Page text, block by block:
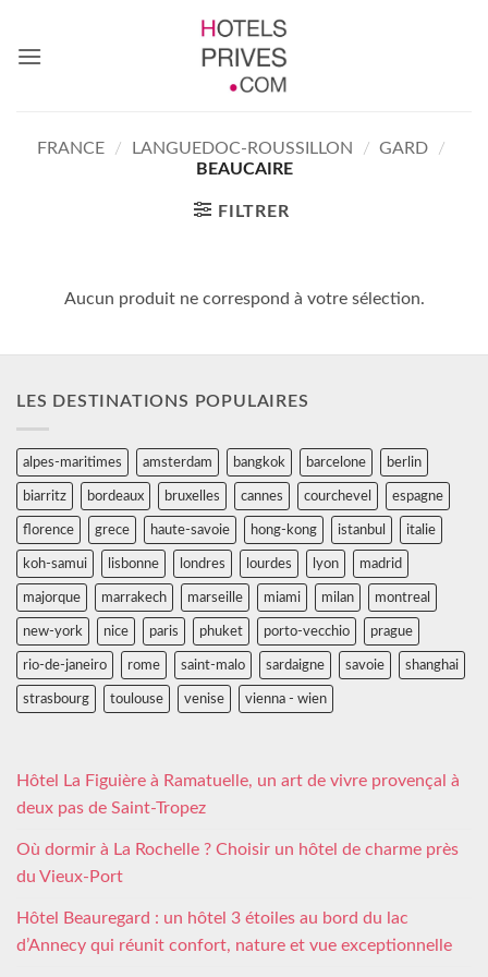
contenu
FRANCE / LANGUEDOC-ROUSSILLON / GARD
/
BEAUCAIRE
FILTRER
Aucun produit ne correspond à votre sélection.
LES DESTINATIONS POPULAIRES
alpes-maritimes amsterdam bangkok barcelone berlin
biarritz bordeaux bruxelles cannes courchevel espagne
florence grece haute-savoie hong-kong istanbul italie
koh-samui lisbonne londres lourdes lyon madrid
majorque marrakech marseille miami milan montreal
new-york nice paris phuket porto-vecchio prague
rio-de-janeiro rome saint-malo sardaigne savoie shanghai
strasbourg toulouse venise vienna - wien
Hôtel La Figuière à Ramatuelle, un art de vivre provençal à
deux pas de Saint-Tropez
Où dormir à La Rochelle ? Choisir un hôtel de charme près
du Vieux-Port
Hôtel Beauregard : un hôtel 3 étoiles au bord du lac
d’Annecy qui réunit confort, nature et vue exceptionnelle